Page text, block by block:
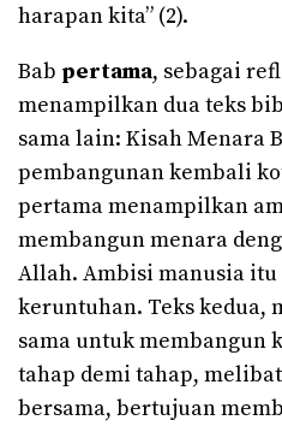
harapan kita” (2).
Bab pertama, sebagai
menampilkan dua teks
sama lain: Kisah Menara
pembangunan kembali
pertama menampilkan
membangun menara
Allah. Ambisi manusia
keruntuhan. Teks kedua,
sama untuk membangun
tahap demi tahap,
bersama, bertujuan